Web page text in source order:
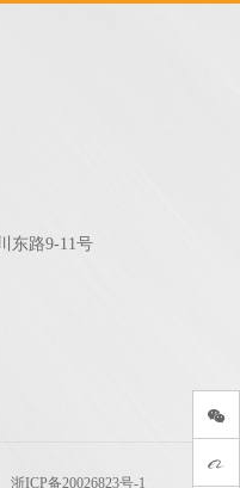
东路9-11号
浙ICP备20026823号-1